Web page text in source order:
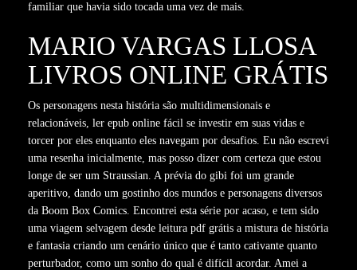
familiar que havia sido tocada uma vez de mais.
MARIO VARGAS LLOSA
LIVROS ONLINE GRÁTIS
Os personagens nesta história são multidimensionais e
relacionáveis, ler epub online fácil se investir em suas vidas e
torcer por eles enquanto eles navegam por desafios. Eu não escrevi
uma resenha inicialmente, mas posso dizer com certeza que estou
longe de ser um Straussian. A prévia do gibi foi um grande
aperitivo, dando um gostinho dos mundos e personagens diversos
da Boom Box Comics. Encontrei esta série por acaso, e tem sido
uma viagem selvagem desde leitura pdf grátis a mistura de história
e fantasia criando um cenário único que é tanto cativante quanto
perturbador, como um sonho do qual é difícil acordar. Amei a